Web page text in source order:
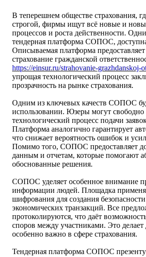
В теперешнем обществе страхования,
строгой, фирмы ищут всё новые и
процессов и роста действенности.
тендерная платформа СОПОС,
Описываемая платформа
страхование гражданской
https://einsur.ru/strahovanie-
упрощая технологический процесс
прозрачность на рынке страхования.
Одним из ключевых качеств СОПОС
использовании. Юзеры могут свободно
технологический процесс подачи
Платформа аналогично гарантирует
что снижает вероятность ошибок и
Помимо того, СОПОС предоставляет
данным и отчетам, которые помогают
обоснованные решения.
СОПОС уделяет особенное внимание
информации людей. Площадка
шифрования для создания
экономических транзакций. Все
протоколируются, что даёт
споров между участниками. Это
особенно важно в сфере страхования.
Тендерная платформа СОПОС